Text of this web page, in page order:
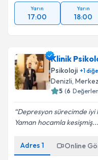
Yarın
17:00
Yarın
18:00
Klinik
Psikoloji +1
Denizli,
5 (6
Depresyon sürecimde iyi
Yaman hocamla
Adres 1 Online